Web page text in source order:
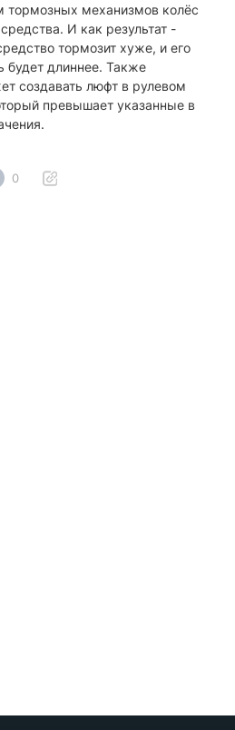
тормозных механизмов колёс
И как результат -
тормозит хуже, и его
будет длиннее. Также
создавать люфт в рулевом
превышает указанные в
0